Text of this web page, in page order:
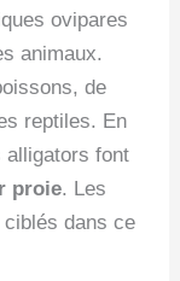
ovipares
animaux.
de
reptiles. En
alligators font
proie. Les
dans ce